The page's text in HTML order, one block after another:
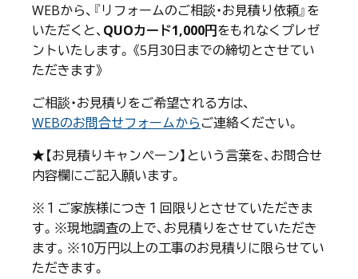
WEBから、『リフォームのご相談・お見積り依頼』を
いただくと、QUOカード1,000円をもれなくプレゼ
ントいたします。《5月30日までの締切とさせてい
ただきます》
ご相談・お見積りをご希望される方は、
WEBのお問合せフォームからご連絡ください。
★【お見積りキャンペーン】という言葉を、お問合せ
内容欄にご記入願います。
※１ご家族様につき１回限りとさせていただきま
す。※現地調査の上で、お見積りをさせていただき
ます。※10万円以上の工事のお見積りに限らせてい
ただきます。